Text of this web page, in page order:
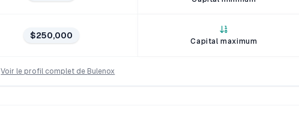
$250,000
Capital maximum
Voir le profil complet de Bulenox